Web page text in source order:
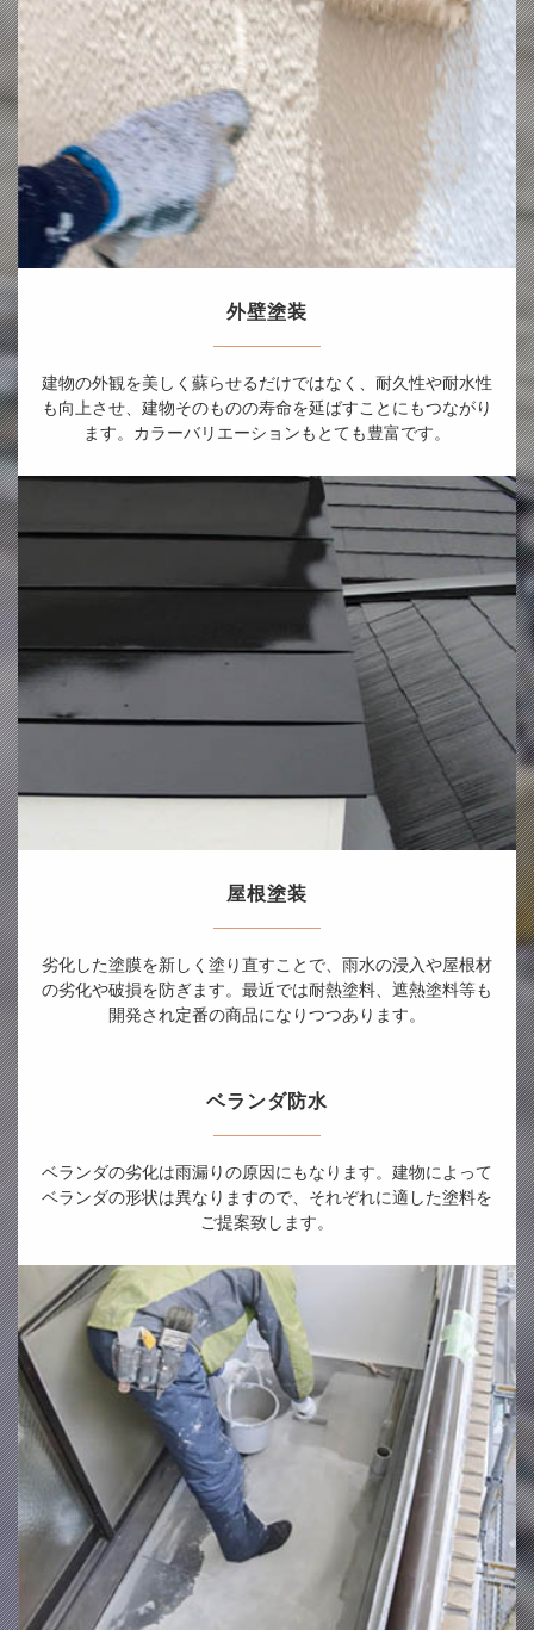
外壁塗装
建物の外観を美しく蘇らせるだけではなく、耐久性や耐水性
も向上させ、建物そのものの寿命を延ばすことにもつながり
ます。カラーバリエーションもとても豊富です。
屋根塗装
劣化した塗膜を新しく塗り直すことで、雨水の浸入や屋根材
の劣化や破損を防ぎます。最近では耐熱塗料、遮熱塗料等も
開発され定番の商品になりつつあります。
ベランダ防水
ベランダの劣化は雨漏りの原因にもなります。建物によって
ベランダの形状は異なりますので、それぞれに適した塗料を
ご提案致します。